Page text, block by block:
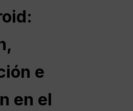
e
en el